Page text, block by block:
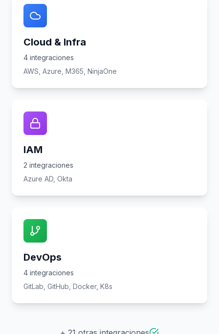
Cloud & Infra
4 integraciones
AWS, Azure, M365, NinjaOne
IAM
2 integraciones
Azure AD, Okta
DevOps
4 integraciones
GitLab, GitHub, Docker, K8s